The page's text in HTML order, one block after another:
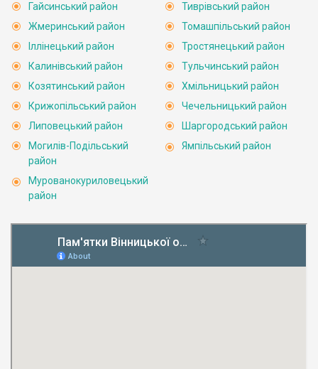
Гайсинський район
Жмеринський район
Іллінецький район
Калинівський район
Козятинський район
Крижопільський район
Липовецький район
Могилів-Подільський
район
Мурованокуриловецький
район
Тиврівський район
Томашпільський район
Тростянецький район
Тульчинський район
Хмільницький район
Чечельницький район
Шаргородський район
Ямпільський район